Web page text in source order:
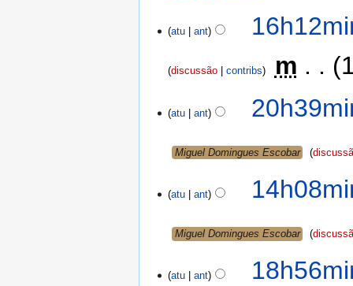
atu ant
discussão contribs m
atu ant
Miguel Domingues Escobar
atu ant
Miguel Domingues Escobar
atu ant